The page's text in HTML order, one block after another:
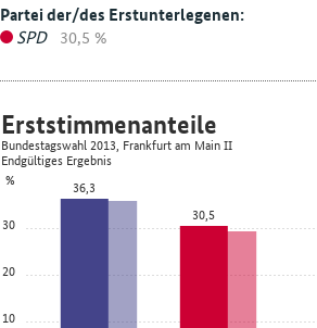
Partei der/des Erstunterlegenen:
SPD 30,5 %
10
20
30
%
36,3
30,5
Erststimmenanteile
Bundestagswahl 2013, Frankfurt am Main II
Endgültiges Ergebnis